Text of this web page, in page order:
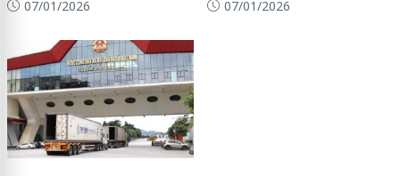
07/01/2026
07/01/2026